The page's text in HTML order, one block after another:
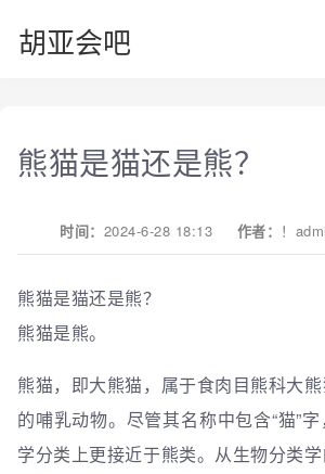
胡亚会吧
熊猫是猫还是熊？
时间： 2024-6-28 18:13 作者： ！
熊猫是猫还是熊？
熊猫是熊。
熊猫，即大熊猫，属于食肉目熊科大
的哺乳动物。尽管其名称中包含“猫”
学分类上更接近于熊类。从生物分类